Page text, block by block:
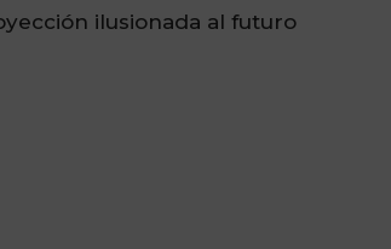
ilusionada al futuro